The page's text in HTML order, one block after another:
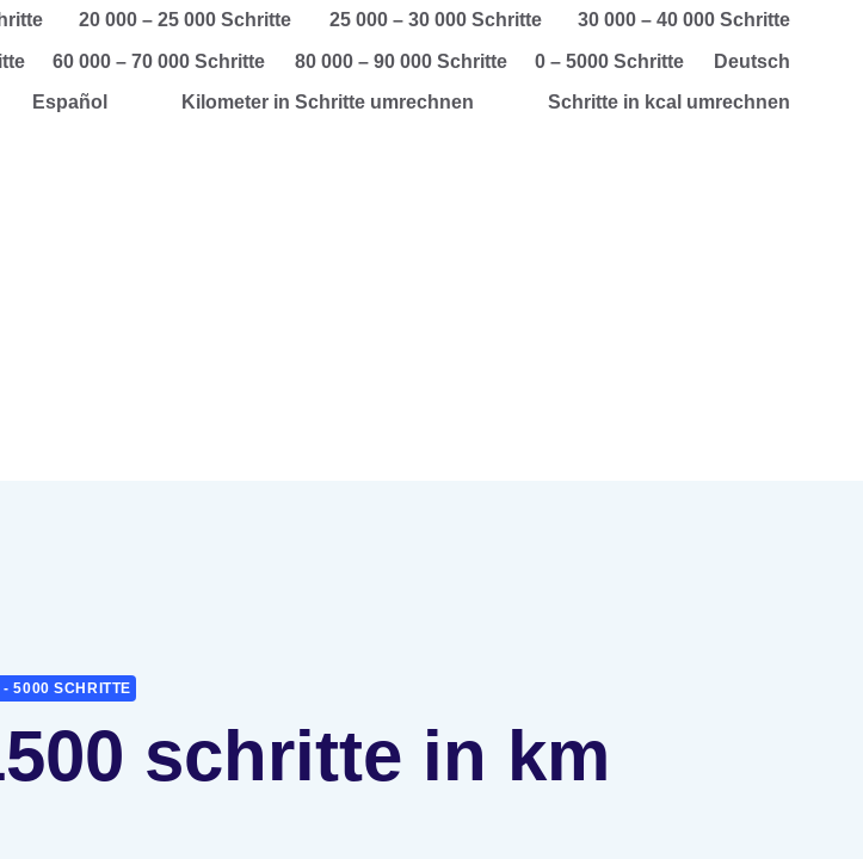
20 000 – 25 000 Schritte 25 000 – 30 000 Schritte 30 000 – 40 000 Schritte
60 000 – 70 000 Schritte 80 000 – 90 000 Schritte 0 – 5000 Schritte Deutsch
Español Kilometer in Schritte umrechnen Schritte in kcal umrechnen
- 5000 SCHRITTE
schritte in km